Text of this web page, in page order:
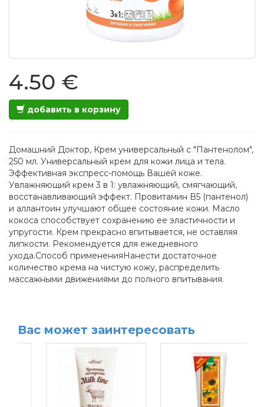
4.50 €
добавить в корзину
Домашний Доктор, Крем универсальный с "Пантенолом",
250 мл. Универсальный крем для кожи лица и тела.
Эффективная экспресс-помощь Вашей коже.
Увлажняющий крем 3 в 1: увлажняющий, смягчающий,
восстанавливающий эффект. Провитамин В5 (пантенол)
и аллантоин улучшают общее состояние кожи. Масло
кокоса способствует сохранению ее эластичности и
упругости. Крем прекрасно впитывается, не оставляя
липкости. Рекомендуется для ежедневного
ухода.Способ примененияНанести достаточное
количество крема на чистую кожу, распределить
массажными движениями до полного впитывания.
Вас может заинтересовать